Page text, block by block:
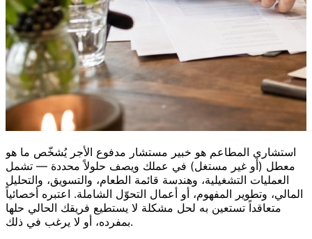
استشاري المطاعم هو خبير مستشار مدفوع الأجر يُشخّص ما هو
معطل (أو غير مستغل) في عملك ويصف حلولاً محددة — تشمل
العمليات التشغيلية، وهندسة قائمة الطعام، والتسويق، والتحليل
المالي، وتطوير المفهوم، أو أعمال التحوّل الشاملة. اعتبره أخصائياً
متعاقداً تستعين به لحل مشكلة لا يستطيع فريقك الحالي حلها
بمفرده، أو لا يرغب في ذلك.